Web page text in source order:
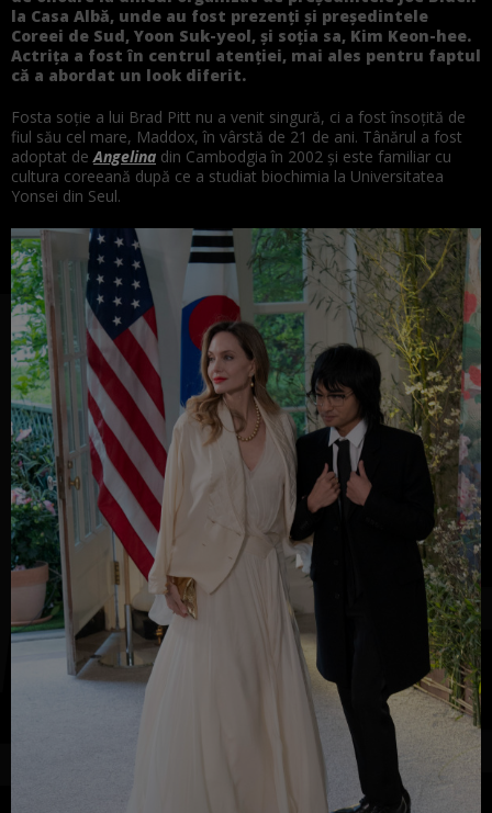
la Casa Albă, unde au fost prezenți și președintele
Coreei de Sud, Yoon Suk-yeol, și soția sa, Kim Keon-hee.
Actrița a fost în centrul atenției, mai ales pentru faptul
că a abordat un look diferit.
Fosta soție a lui Brad Pitt nu a venit singură, ci a fost însoțită de
fiul său cel mare, Maddox, în vârstă de 21 de ani. Tânărul a fost
adoptat deAngelina din Cambodgia în 2002 și este familiar cu
cultura coreeană după ce a studiat biochimia la Universitatea
Yonsei din Seul.